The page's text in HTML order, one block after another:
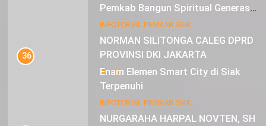
NORMAN SILITONGA CALEG DPRD
PROVINSI DKI JAKARTA
IKLAN
NURGARAHA HARPAL NOVTEN, SH
Pemkab Bangun Spiritual Generasi
Muda
INFOTORIAL PEMKAB SIAK
36
Enam Elemen Smart City di Siak
Terpenuhi
INFOTORIAL PEMKAB SIAK